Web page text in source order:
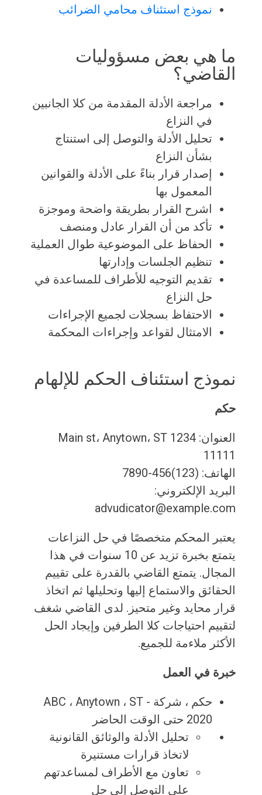
نموذج استئناف محامي الضرائب
ما هي بعض مسؤوليات
القاضي؟
مراجعة الأدلة المقدمة من كلا الجانبين
في النزاع
تحليل الأدلة والتوصل إلى استنتاج
بشأن النزاع
إصدار قرار بناءً على الأدلة والقوانين
المعمول بها
اشرح القرار بطريقة واضحة وموجزة
تأكد من أن القرار عادل ومنصف
الحفاظ على الموضوعية طوال العملية
تنظيم الجلسات وإدارتها
تقديم التوجيه للأطراف للمساعدة في
حل النزاع
الاحتفاظ بسجلات لجميع الإجراءات
الامتثال لقواعد وإجراءات المحكمة
نموذج استئناف الحكم للإلهام
حكم
العنوان: 1234 Main st، Anytown، ST
11111
الهاتف: (123)456-7890
البريد الإلكتروني:
advudicator@example.com
يعتبر المحكم متخصصًا في حل النزاعات
يتمتع بخبرة تزيد عن 10 سنوات في هذا
المجال. يتمتع القاضي بالقدرة على تقييم
الحقائق والاستماع إليها وتحليلها ثم اتخاذ
قرار محايد وغير متحيز. لدى القاضي شغف
لتقييم احتياجات كلا الطرفين وإيجاد الحل
الأكثر ملاءمة للجميع.
خبرة في العمل
حكم ، شركة ABC ، ​​Anytown ، ST -
2020 حتى الوقت الحاضر
تحليل الأدلة والوثائق القانونية
لاتخاذ قرارات مستنيرة
تعاون مع الأطراف لمساعدتهم
على التوصل إلى حل